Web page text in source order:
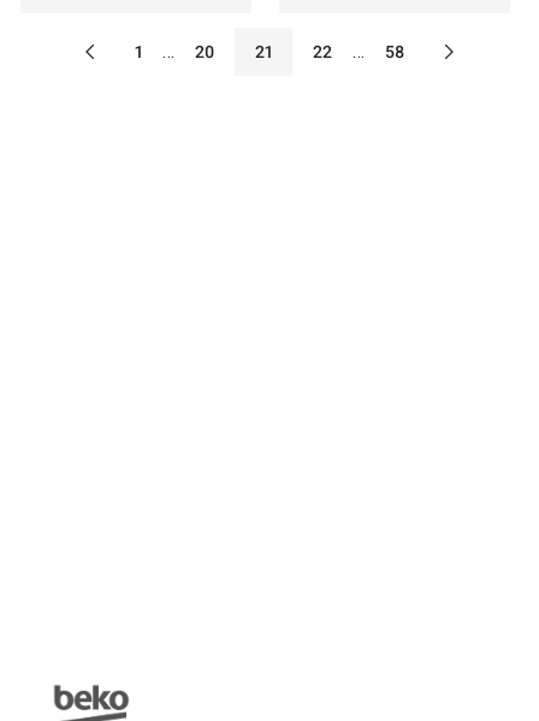
1 … 20 21 22 … 58